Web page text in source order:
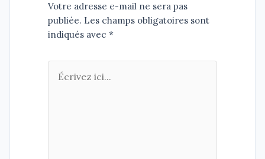
Votre adresse e-mail ne sera pas
publiée. Les champs obligatoires sont
indiqués avec *